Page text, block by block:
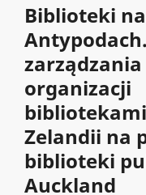
Biblioteki na
zarządzania
organizacji
Zelandii na
biblioteki
Auckland